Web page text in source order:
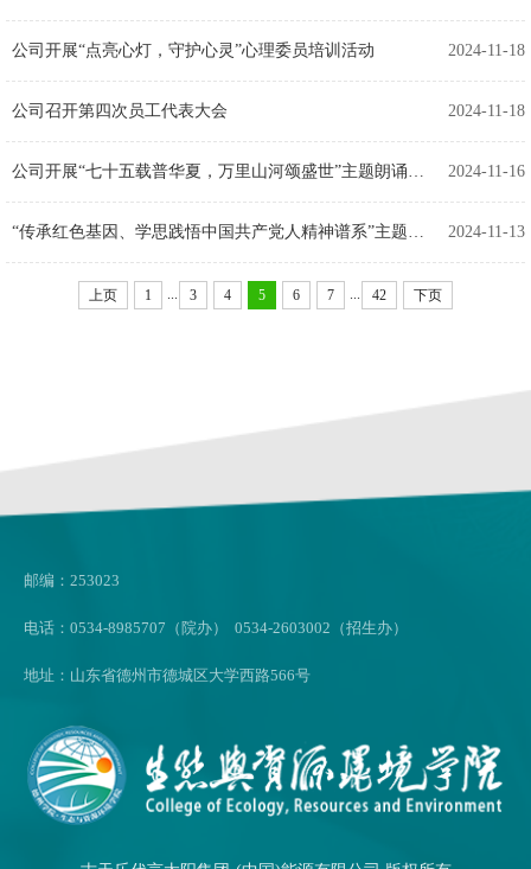
2024-11-18
公司开展“点亮心灯，守护心灵”心理委员培训活动
2024-11-18
公司召开第四次员工代表大会
2024-11-16
2024-11-13
上页 1 3 4 5 6 7 42 下页
邮编：253023
电话：0534-8985707（院办） 0534-2603002（招生办）
地址：山东省德州市德城区大学西路566号